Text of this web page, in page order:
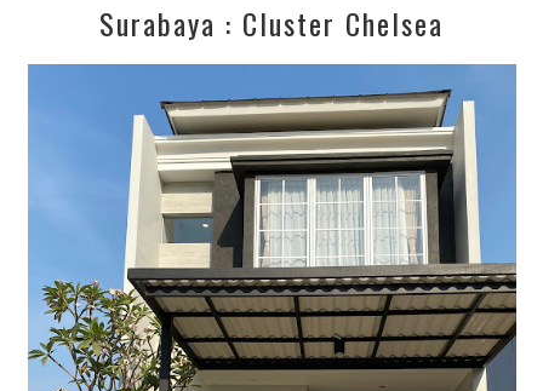
Surabaya : Cluster Chelsea